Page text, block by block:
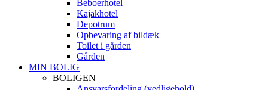
Beboerhotel
Kajakhotel
Depotrum
Opbevaring af bildæk
Toilet i gården
Gården
MIN BOLIG
BOLIGEN